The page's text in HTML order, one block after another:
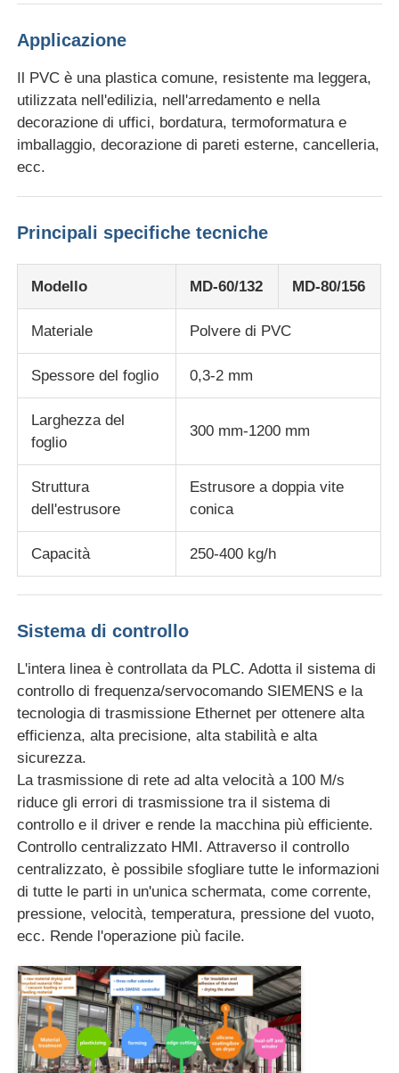
Linea di estrusione a doppia vite
Linea di coestrusione per lastre multistrato
Linea di produzione di rivestimenti
linea di estrusione di lamiere termoformanti
Linea di produzione di fogli di PP
Linea dell'estrusione della fascia di bordo del PVC
Applicazione
Il PVC è una plastica comune, resistente ma leggera,
utilizzata nell'edilizia, nell'arredamento e nella
decorazione di uffici, bordatura, termoformatura e
imballaggio, decorazione di pareti esterne, cancelleria,
ecc.
Principali specifiche tecniche
Modello MD-60/132 MD-80/156
Materiale Polvere di PVC
Spessore del foglio 0,3-2 mm
Larghezza del
foglio
300 mm-1200 mm
Struttura
dell'estrusore
Estrusore a doppia vite
conica
Capacità 250-400 kg/h
Sistema di controllo
L'intera linea è controllata da PLC. Adotta il sistema di
controllo di frequenza/servocomando SIEMENS e la
tecnologia di trasmissione Ethernet per ottenere alta
efficienza, alta precisione, alta stabilità e alta
sicurezza.
La trasmissione di rete ad alta velocità a 100 M/s
riduce gli errori di trasmissione tra il sistema di
controllo e il driver e rende la macchina più efficiente.
Controllo centralizzato HMI. Attraverso il controllo
centralizzato, è possibile sfogliare tutte le informazioni
di tutte le parti in un'unica schermata, come corrente,
pressione, velocità, temperatura, pressione del vuoto,
ecc. Rende l'operazione più facile.